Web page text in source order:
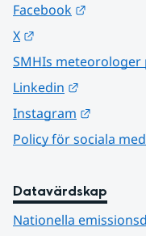
Facebook
X
SMHIs meteorologer
Linkedin
Instagram
Policy för sociala
Datavärdskap
Nationella